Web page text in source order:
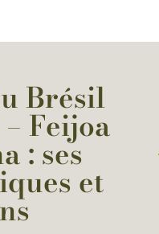
Brésil
Feijoa
: ses
et